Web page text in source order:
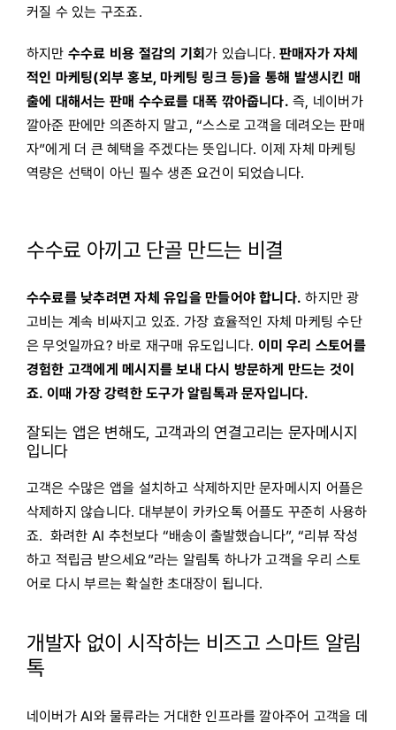
커질 수 있는 구조죠.
하지만 수수료 비용 절감의 기회가 있습니다. 판매자가 자체
적인 마케팅(외부 홍보, 마케팅 링크 등)을 통해 발생시킨 매
출에 대해서는 판매 수수료를 대폭 깎아줍니다. 즉, 네이버가
깔아준 판에만 의존하지 말고, “스스로 고객을 데려오는 판매
자”에게 더 큰 혜택을 주겠다는 뜻입니다. 이제 자체 마케팅
역량은 선택이 아닌 필수 생존 요건이 되었습니다.
수수료 아끼고 단골 만드는 비결
수수료를 낮추려면 자체 유입을 만들어야 합니다. 하지만 광
고비는 계속 비싸지고 있죠. 가장 효율적인 자체 마케팅 수단
은 무엇일까요? 바로 재구매 유도입니다. 이미 우리 스토어를
경험한 고객에게 메시지를 보내 다시 방문하게 만드는 것이
죠. 이때 가장 강력한 도구가 알림톡과 문자입니다.
잘되는 앱은 변해도, 고객과의 연결고리는 문자메시지
입니다
고객은 수많은 앱을 설치하고 삭제하지만 문자메시지 어플은
삭제하지 않습니다. 대부분이 카카오톡 어플도 꾸준히 사용하
죠. 화려한 AI 추천보다 “배송이 출발했습니다”, “리뷰 작성
하고 적립금 받으세요”라는 알림톡 하나가 고객을 우리 스토
어로 다시 부르는 확실한 초대장이 됩니다.
개발자 없이 시작하는 비즈고 스마트 알림
톡
네이버가 AI와 물류라는 거대한 인프라를 깔아주어 고객을 데